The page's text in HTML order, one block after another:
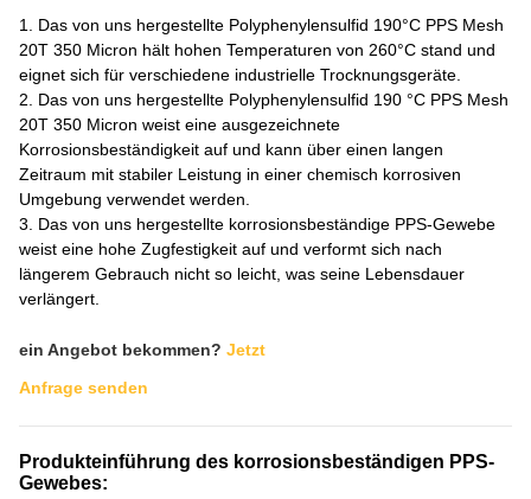
1. Das von uns hergestellte Polyphenylensulfid 190°C PPS Mesh
20T 350 Micron hält hohen Temperaturen von 260°C stand und
eignet sich für verschiedene industrielle Trocknungsgeräte.
2. Das von uns hergestellte Polyphenylensulfid 190 °C PPS Mesh
20T 350 Micron weist eine ausgezeichnete
Korrosionsbeständigkeit auf und kann über einen langen
Zeitraum mit stabiler Leistung in einer chemisch korrosiven
Umgebung verwendet werden.
3. Das von uns hergestellte korrosionsbeständige PPS-Gewebe
weist eine hohe Zugfestigkeit auf und verformt sich nach
längerem Gebrauch nicht so leicht, was seine Lebensdauer
verlängert.
ein Angebot bekommen? Jetzt
Anfrage senden
Produkteinführung des korrosionsbeständigen PPS-
Gewebes: